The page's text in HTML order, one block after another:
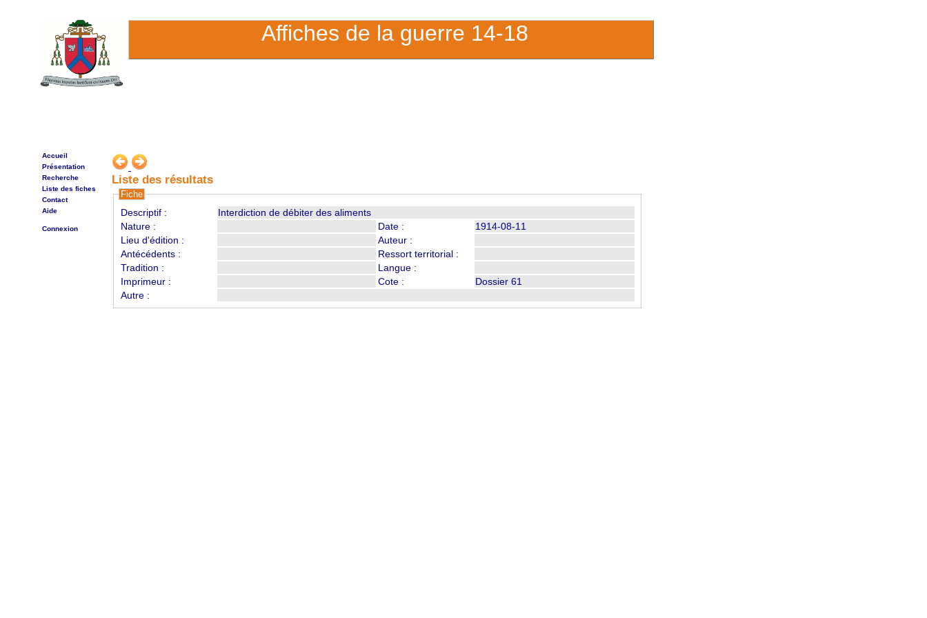
Affiches de la guerre 14-18
Accueil
Présentation
Recherche
Liste des fiches
Contact
Aide
Connexion
Liste des résultats
Fiche
Descriptif :
Interdiction de débiter des aliments
Nature :
Date :
1914-08-11
Lieu d'édition :
Auteur :
Antécédents :
Ressort territorial :
Tradition :
Langue :
Imprimeur :
Cote :
Dossier 61
Autre :